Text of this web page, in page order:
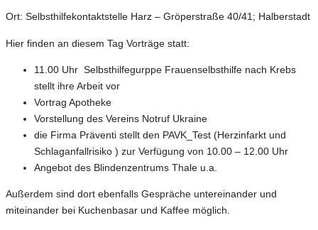
Ort: Selbsthilfekontaktstelle Harz – Gröperstraße 40/41; Halberstadt
Hier finden an diesem Tag Vorträge statt:
11.00 Uhr Selbsthilfegurppe Frauenselbsthilfe nach Krebs
stellt ihre Arbeit vor
Vortrag Apotheke
Vorstellung des Vereins Notruf Ukraine
die Firma Präventi stellt den PAVK_Test (Herzinfarkt und
Schlaganfallrisiko ) zur Verfügung von 10.00 – 12.00 Uhr
Angebot des Blindenzentrums Thale u.a.
Außerdem sind dort ebenfalls Gespräche untereinander und
miteinander bei Kuchenbasar und Kaffee möglich.